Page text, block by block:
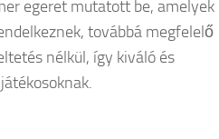
egeret mutatott be, amelyek
továbbá megfelelő
nélkül, így kiváló és